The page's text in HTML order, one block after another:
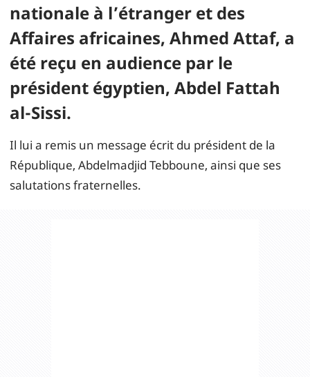
nationale à l’étranger et des
Affaires africaines, Ahmed Attaf, a
été reçu en audience par le
président égyptien, Abdel Fattah
al-Sissi.
Il lui a remis un message écrit du président de la
République, Abdelmadjid Tebboune, ainsi que ses
salutations fraternelles.